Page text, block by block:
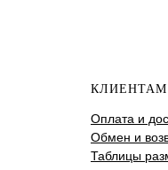
КЛИЕНТАМ
Оплата и
Обмен и
Таблицы